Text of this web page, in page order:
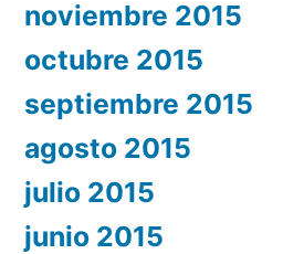
noviembre 2015
octubre 2015
septiembre 2015
agosto 2015
julio 2015
junio 2015